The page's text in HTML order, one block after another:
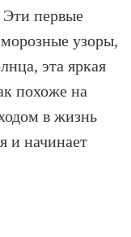
Эти первые
узоры,
эта яркая
похоже на
в жизнь
и начинает